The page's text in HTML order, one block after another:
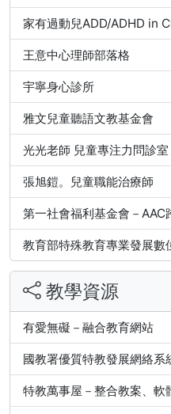
家有過動兒ADD/ADHD in
王意中心理師部落格
宇寧身心診所
雅文兒童聽語文教基金會
光光老師 兒童專注力問診室
張旭鎧。兒童職能治療師
第一社會福利基金會－AAC
教育部特殊教育專業發展數
教學資源
有愛無礙－融合教育網站
國教署優質特教發展網絡系
特教萬事屋－整合教案、軟